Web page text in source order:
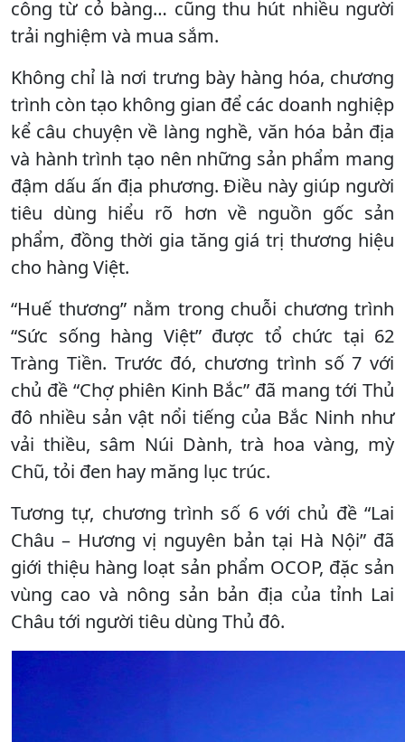
công từ cỏ bàng… cũng thu hút nhiều người
trải nghiệm và mua sắm.
Không chỉ là nơi trưng bày hàng hóa, chương
trình còn tạo không gian để các doanh nghiệp
kể câu chuyện về làng nghề, văn hóa bản địa
và hành trình tạo nên những sản phẩm mang
đậm dấu ấn địa phương. Điều này giúp người
tiêu dùng hiểu rõ hơn về nguồn gốc sản
phẩm, đồng thời gia tăng giá trị thương hiệu
cho hàng Việt.
“Huế thương” nằm trong chuỗi chương trình
“Sức sống hàng Việt” được tổ chức tại 62
Tràng Tiền. Trước đó, chương trình số 7 với
chủ đề “Chợ phiên Kinh Bắc” đã mang tới Thủ
đô nhiều sản vật nổi tiếng của Bắc Ninh như
vải thiều, sâm Núi Dành, trà hoa vàng, mỳ
Chũ, tỏi đen hay măng lục trúc.
Tương tự, chương trình số 6 với chủ đề “Lai
Châu – Hương vị nguyên bản tại Hà Nội” đã
giới thiệu hàng loạt sản phẩm OCOP, đặc sản
vùng cao và nông sản bản địa của tỉnh Lai
Châu tới người tiêu dùng Thủ đô.